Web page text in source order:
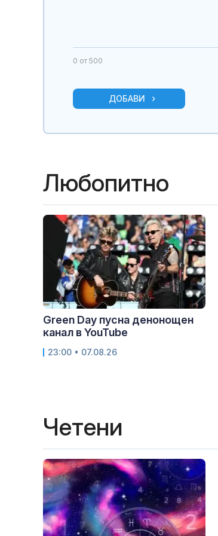
0 от 500
ДОБАВИ
Любопитно
Green Day пусна денонощен
канал в YouTube
23:00 • 07.08.26
Четени